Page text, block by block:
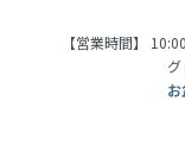
【営業時間】
グ
お